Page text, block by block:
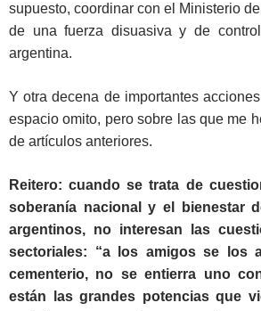
supuesto, coordinar con el Ministerio
de una fuerza disuasiva y de
argentina.
Y otra decena de importantes
espacio omito, pero sobre las que me
de artículos anteriores.
Reitero: cuando se trata de
soberanía nacional y el bienestar
argentinos, no interesan las
sectoriales: “a los amigos se los
cementerio, no se entierra uno
están las grandes potencias que